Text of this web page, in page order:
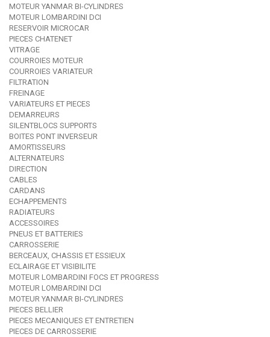
MOTEUR YANMAR BI-CYLINDRES
MOTEUR LOMBARDINI DCI
RESERVOIR MICROCAR
PIECES CHATENET
VITRAGE
COURROIES MOTEUR
COURROIES VARIATEUR
FILTRATION
FREINAGE
VARIATEURS ET PIECES
DEMARREURS
SILENTBLOCS SUPPORTS
BOITES PONT INVERSEUR
AMORTISSEURS
ALTERNATEURS
DIRECTION
CABLES
CARDANS
ECHAPPEMENTS
RADIATEURS
ACCESSOIRES
PNEUS ET BATTERIES
CARROSSERIE
BERCEAUX, CHASSIS ET ESSIEUX
ECLAIRAGE ET VISIBILITE
MOTEUR LOMBARDINI FOCS ET PROGRESS
MOTEUR LOMBARDINI DCI
MOTEUR YANMAR BI-CYLINDRES
PIECES BELLIER
PIECES MECANIQUES ET ENTRETIEN
PIECES DE CARROSSERIE